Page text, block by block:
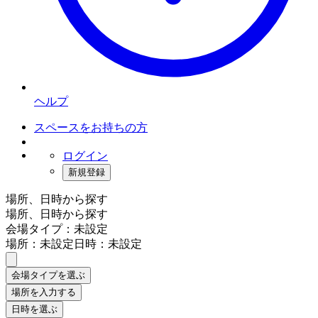
ヘルプ
スペースをお持ちの方
ログイン
新規登録
場所、日時から探す
場所、日時から探す
会場タイプ：未設定
場所：未設定日時：未設定
会場タイプを選ぶ
場所を入力する
日時を選ぶ